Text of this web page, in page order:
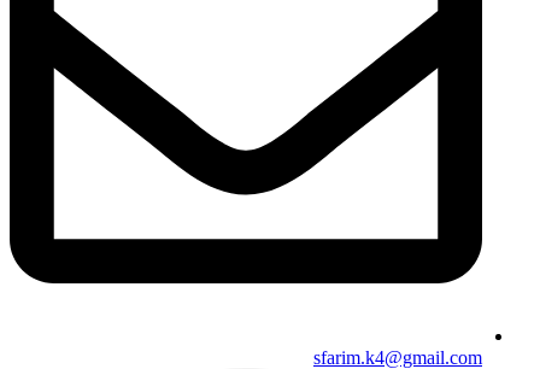
sfarim.k4@gmail.com